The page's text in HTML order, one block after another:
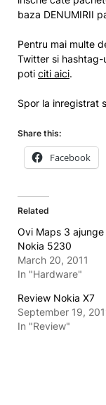
baza DENUMIRII
Pentru mai multe
Twitter si hashtag-
poti citi aici.
Spor la inregistrat
Share this:
Facebook
Related
Ovi Maps 3
Nokia 5230
March 20, 2011
In "Hardware"
Review Nokia X7
September 19,
In "Review"